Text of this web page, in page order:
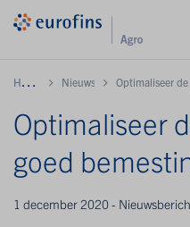
Nieuws Optimaliseer de
Optimaliseer
goed
1 december 2020 -